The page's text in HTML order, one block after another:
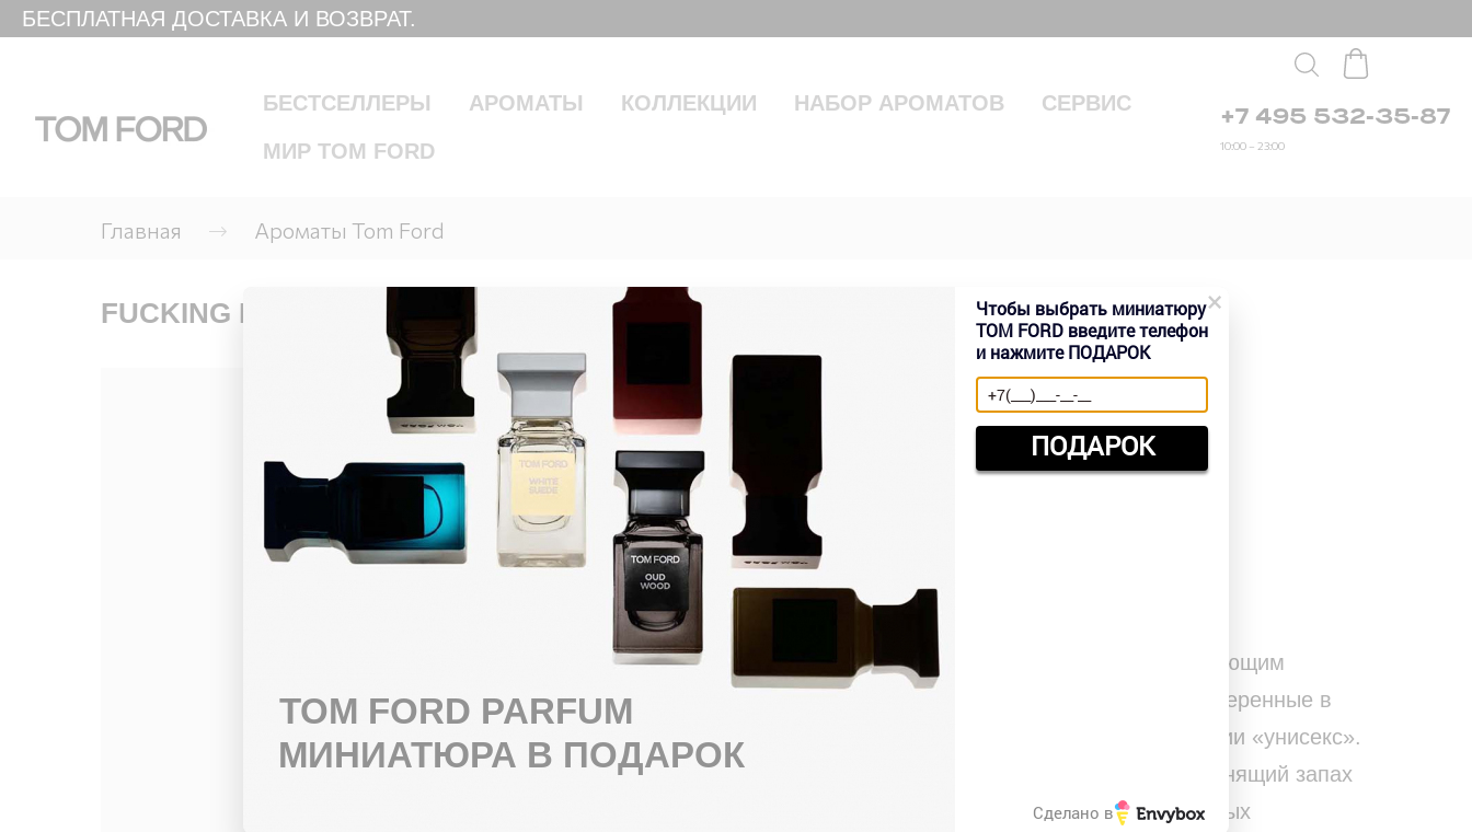
БЕСПЛАТНАЯ ДОСТАВКА И ВОЗВРАТ.
БЕСТСЕЛЛЕРЫ АРОМАТЫ КОЛЛЕКЦИИ НАБОР АРОМАТОВ
СЕРВИС
МИР TOM FORD
+7 495 532-35-87
10:00 – 23:00
Главная Ароматы Tom Ford
FUCKING FABULOUS EAU DE PARFUM 100 ml
38500 руб.
В корзину
ПОДАРОК К КАЖДОЙ ПОКУПКЕ
Культовый аромат бренда Tom Ford с шокирующим
названием Fucking Fabulous предпочитают уверенные в
себе мужчины, хотя духи относятся к категории «унисекс».
Роскошной женщине прекрасно подойдет пьянящий запах
эксклюзивной кожи с нотами дорогих восточных
TOM FORD PARFUM
МИНИАТЮРА В ПОДАРОК
×
Чтобы выбрать миниатюру
TOM FORD введите телефон
и нажмите ПОДАРОК
ПОДАРОК
Сделано в